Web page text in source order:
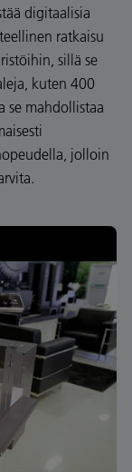
digitaalisia
ratkaisu
sillä se
kuten 400
se mahdollistaa
jolloin